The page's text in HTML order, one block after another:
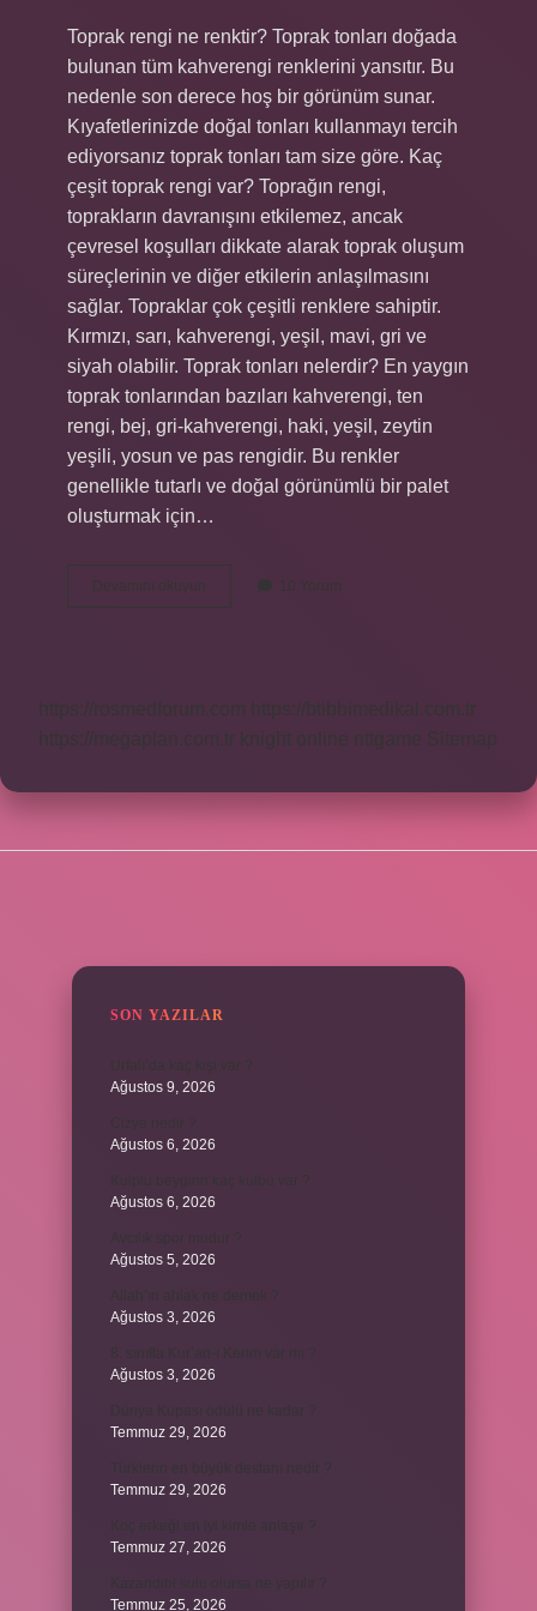
Toprak rengi ne renktir? Toprak tonları doğada
bulunan tüm kahverengi renklerini yansıtır. Bu
nedenle son derece hoş bir görünüm sunar.
Kıyafetlerinizde doğal tonları kullanmayı tercih
ediyorsanız toprak tonları tam size göre. Kaç
çeşit toprak rengi var? Toprağın rengi,
toprakların davranışını etkilemez, ancak
çevresel koşulları dikkate alarak toprak oluşum
süreçlerinin ve diğer etkilerin anlaşılmasını
sağlar. Topraklar çok çeşitli renklere sahiptir.
Kırmızı, sarı, kahverengi, yeşil, mavi, gri ve
siyah olabilir. Toprak tonları nelerdir? En yaygın
toprak tonlarından bazıları kahverengi, ten
rengi, bej, gri-kahverengi, haki, yeşil, zeytin
yeşili, yosun ve pas rengidir. Bu renkler
genellikle tutarlı ve doğal görünümlü bir palet
oluşturmak için…
Devamını okuyun
Rengine
10 Yorum
https://rosmedforum.com
https://btibbimedikal.com.tr
https://megaplan.com.tr knight online nttgame Sitemap
SON YAZILAR
Ağustos 9, 2026
Ağustos 6, 2026
Ağustos 6, 2026
Ağustos 5, 2026
Ağustos 3, 2026
Ağustos 3, 2026
Temmuz 29, 2026
Temmuz 29, 2026
Temmuz 27, 2026
Temmuz 25, 2026